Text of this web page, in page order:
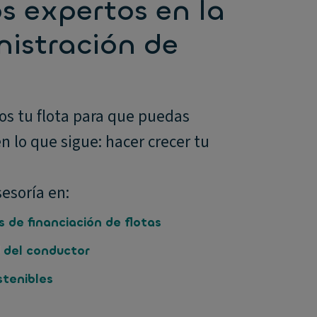
expertos en la
de
tu flota para que puedas
lo que sigue: hacer crecer tu
en:
de financiación de flotas
del conductor